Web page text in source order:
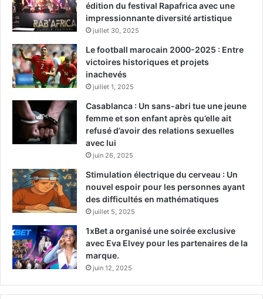
édition du festival Rapafrica avec une
impressionnante diversité artistique
juillet 30, 2025
Le football marocain 2000-2025 : Entre
victoires historiques et projets
inachevés
juillet 1, 2025
Casablanca : Un sans-abri tue une jeune
femme et son enfant après qu’elle ait
refusé d’avoir des relations sexuelles
avec lui
juin 26, 2025
Stimulation électrique du cerveau : Un
nouvel espoir pour les personnes ayant
des difficultés en mathématiques
juillet 5, 2025
1xBet a organisé une soirée exclusive
avec Eva Elvey pour les partenaires de la
marque.
juin 12, 2025